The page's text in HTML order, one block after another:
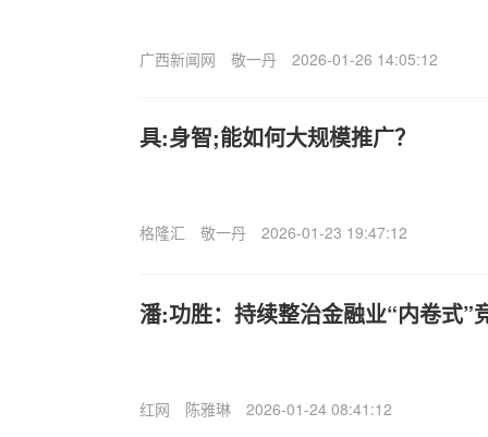
广西新闻网 敬一丹 2026-01-26 14:05:12
具:身智;能如何大规模推广？
格隆汇 敬一丹 2026-01-23 19:47:12
潘:功胜：持续整治金融业“内卷式”
红网 陈雅琳 2026-01-24 08:41:12